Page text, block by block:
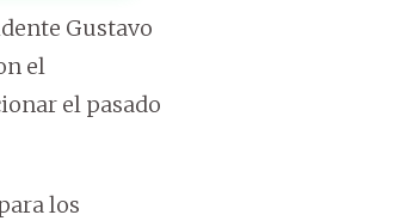
Gustavo
el
el pasado
los